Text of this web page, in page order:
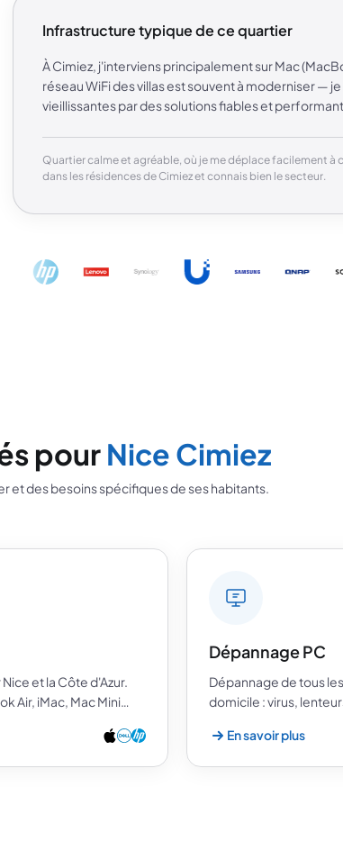
Infrastructure typique de ce quartier
À Cimiez, j'interviens principalement sur Mac
réseau WiFi des villas est souvent à moderniser —
vieillissantes par des solutions fiables et
Quartier calme et agréable, où je me déplace facilement à
dans les résidences de Cimiez et connais bien le secteur.
pour Nice Cimiez
et des besoins spécifiques de ses habitants.
et la Côte d'Azur.
Air, iMac, Mac Mini…
Dépannage PC
Dépannage de tous
domicile : virus,
En savoir plus